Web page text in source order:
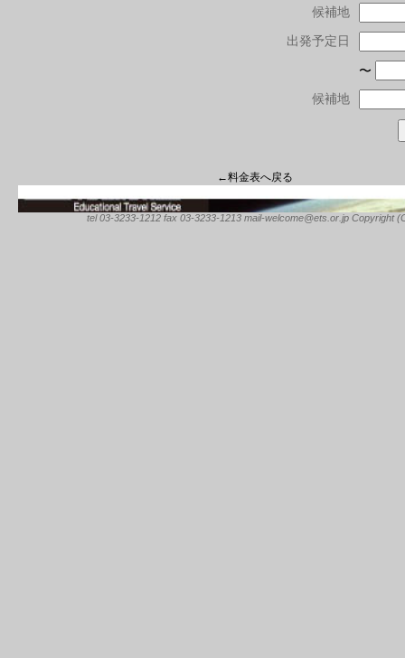
候補地
出発予定日
〜
候補地
←料金表へ戻る
tel 03-3233-1212 fax 03-3233-1213 mail-welcome@ets.or.jp Copyright